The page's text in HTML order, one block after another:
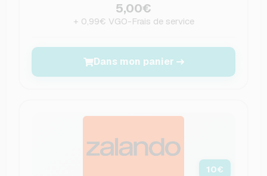
5,00€
+ 0,99€ VGO-Frais de service
Dans mon panier
10€